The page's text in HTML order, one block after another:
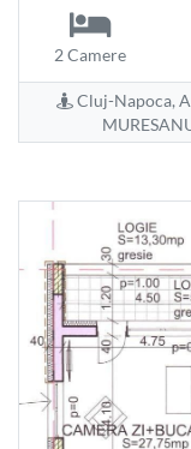
2 Camere
Cluj-Napoca,